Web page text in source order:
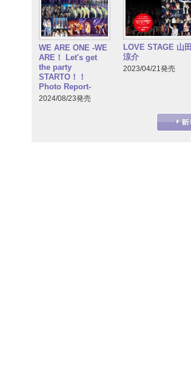
WE ARE ONE -WE
ARE！ Let's get
the party
STARTO！！
Photo Report-
2024/08/23発売
LOVE STAGE 山田
涼介
2023/04/21発売